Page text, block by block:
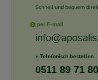
Schnell und bequem
per E-mail
• Telefonisch bestellen
0511 89 71